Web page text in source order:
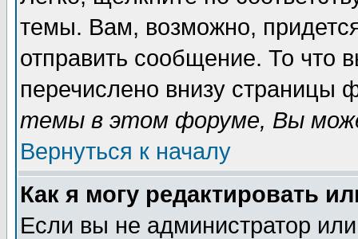
темы. Вам, возможно,
отправить сообщение. То что
перечислено внизу страницы
темы в этом форуме, Вы
Вернуться к началу
Как я могу редактировать
Если вы не администратор